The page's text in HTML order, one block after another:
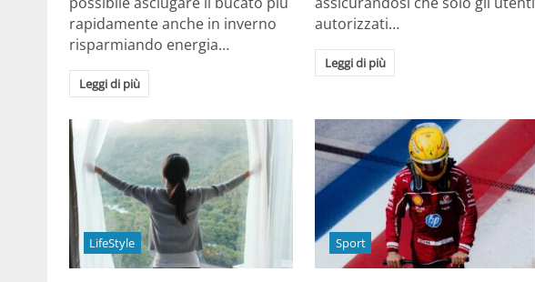
rapidamente anche in inverno
risparmiando energia…
Leggi di più
autorizzati…
Leggi di più
LifeStyle Sport